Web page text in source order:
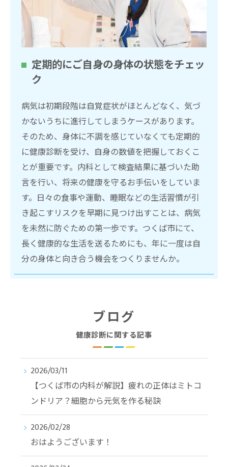
定期的にご自身の身体の状態をチェッ
ク
病気は初期段階は自覚症状がほとんどなく、気づ
かないうちに進行してしまうケースがあります。
そのため、身体に不調を感じていなくても定期的
に健康診断を受け、自身の数値を把握しておくこ
とが重要です。内科として検査結果に基づいた助
言を行い、将来の健康を守るお手伝いをしていま
す。日々の食事や運動、睡眠などの生活習慣が引
き起こすリスクを早期に見つけ出すことは、病気
を未然に防ぐための第一歩です。つくば市にて、
長く健康的な生活を送るためにも、年に一度は自
分の身体と向き合う機会をつくりませんか。
ブログ
健康診断に関する記事
2026/03/11
【つくば市の内科が解説】疲れの正体はミトコ
ンドリア？細胞から元気を作る秘訣
2026/02/28
おはようございます！